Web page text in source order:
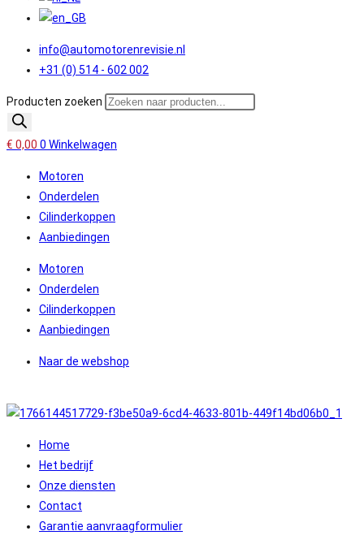
info@automotorenrevisie.nl
+31 (0) 514 - 602 002
Producten zoeken
€ 0,00 0 Winkelwagen
Motoren
Onderdelen
Cilinderkoppen
Aanbiedingen
Motoren
Onderdelen
Cilinderkoppen
Aanbiedingen
Naar de webshop
Home
Het bedrijf
Onze diensten
Contact
Garantie aanvraagformulier